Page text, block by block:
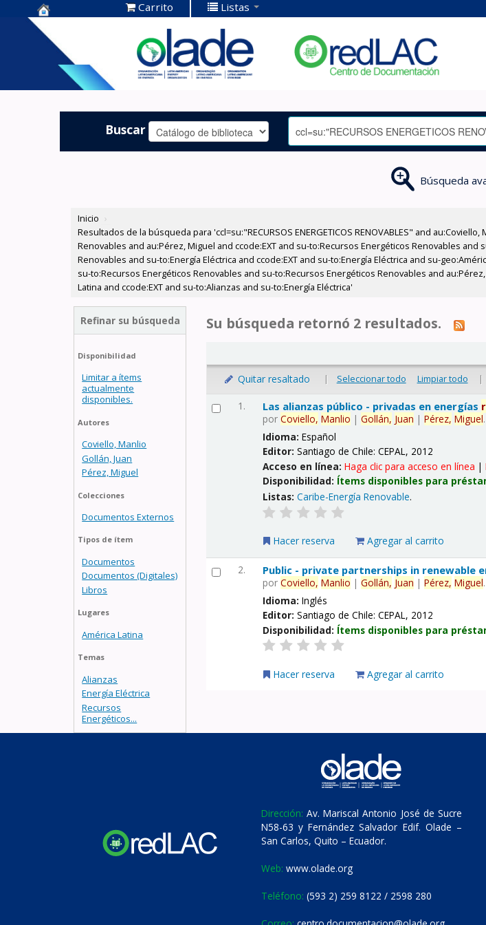
Centro de
Documentación
OLADE -
Carrito Listas
Buscar
Búsqueda
Inicio ›
Resultados de la búsqueda para 'ccl=su:"RECURSOS ENERGETICOS RENOVABLES" and
Renovables and au:Pérez, Miguel and ccode:EXT and su-to:Recursos Energéticos Renovables
Renovables and su-to:Energía Eléctrica and ccode:EXT and su-to:Energía Eléctrica and su-
su-to:Recursos Energéticos Renovables and su-to:Recursos Energéticos Renovables and
Latina and ccode:EXT and su-to:Alianzas and su-to:Energía Eléctrica'
Refinar su búsqueda
Disponibilidad
Limitar a ítems
actualmente
disponibles.
Autores
Coviello, Manlio
Gollán, Juan
Pérez, Miguel
Colecciones
Documentos Externos
Tipos de ítem
Documentos
Documentos (Digitales)
Libros
Lugares
América Latina
Temas
Alianzas
Energía Eléctrica
Recursos
Energéticos...
Su búsqueda retornó 2 resultados.
Quitar resaltado | Seleccionar todo Limpiar todo |
1. Las alianzas público - privadas en energías
porCoviello, Manlio |Gollán, Juan |Pérez, Miguel.
Idioma:Español
Editor:Santiago de Chile: CEPAL, 2012
Acceso en línea:Haga clic para acceso en línea |
Disponibilidad: Ítems disponibles para
Listas: Caribe-Energía Renovable.
Hacer reserva Agregar al carrito
2. Public - private partnerships in renewable
porCoviello, Manlio |Gollán, Juan |Pérez, Miguel.
Idioma:Inglés
Editor:Santiago de Chile: CEPAL, 2012
Disponibilidad: Ítems disponibles para
Hacer reserva Agregar al carrito
Dirección: Av. Mariscal Antonio José de Sucre
N58-63 y Fernández Salvador Edif. Olade –
San Carlos, Quito – Ecuador.
Web: www.olade.org
Teléfono: (593 2) 259 8122 / 2598 280